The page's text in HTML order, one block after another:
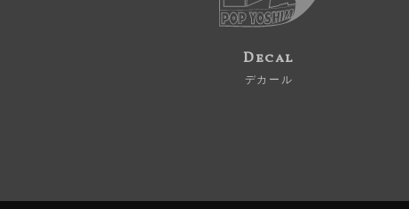
Decal
デカール